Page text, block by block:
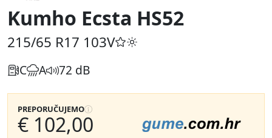
Kumho Ecsta HS52
215/65 R17 103V
C A 72 dB
PREPORUČUJEMO
€ 102,00